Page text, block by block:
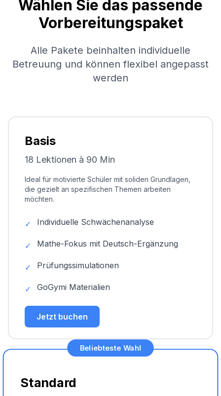
Wählen Sie das passende
Vorbereitungspaket
Alle Pakete beinhalten individuelle
Betreuung und können flexibel angepasst
werden
Basis
18 Lektionen à 90 Min
Ideal für motivierte Schüler mit soliden Grundlagen,
die gezielt an spezifischen Themen arbeiten
möchten.
✓ Individuelle Schwächenanalyse
✓ Mathe-Fokus mit Deutsch-Ergänzung
✓ Prüfungssimulationen
✓ GoGymi Materialien
Jetzt buchen
Beliebteste Wahl
Standard